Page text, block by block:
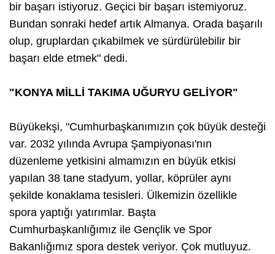
bir başarı istiyoruz. Geçici bir başarı istemiyoruz.
Bundan sonraki hedef artık Almanya. Orada başarılı
olup, gruplardan çıkabilmek ve sürdürülebilir bir
başarı elde etmek" dedi.
"KONYA MİLLİ TAKIMA UĞURYU GELİYOR"
Büyükekşi, "Cumhurbaşkanımızın çok büyük desteği
var. 2032 yılında Avrupa Şampiyonası'nın
düzenleme yetkisini almamızın en büyük etkisi
yapılan 38 tane stadyum, yollar, köprüler aynı
şekilde konaklama tesisleri. Ülkemizin özellikle
spora yaptığı yatırımlar. Başta
Cumhurbaşkanlığımız ile Gençlik ve Spor
Bakanlığımız spora destek veriyor. Çok mutluyuz.